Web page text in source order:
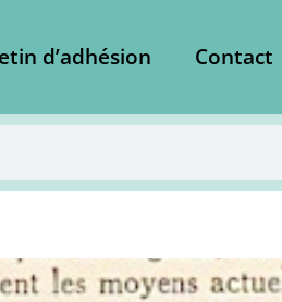
d’adhésion Contact